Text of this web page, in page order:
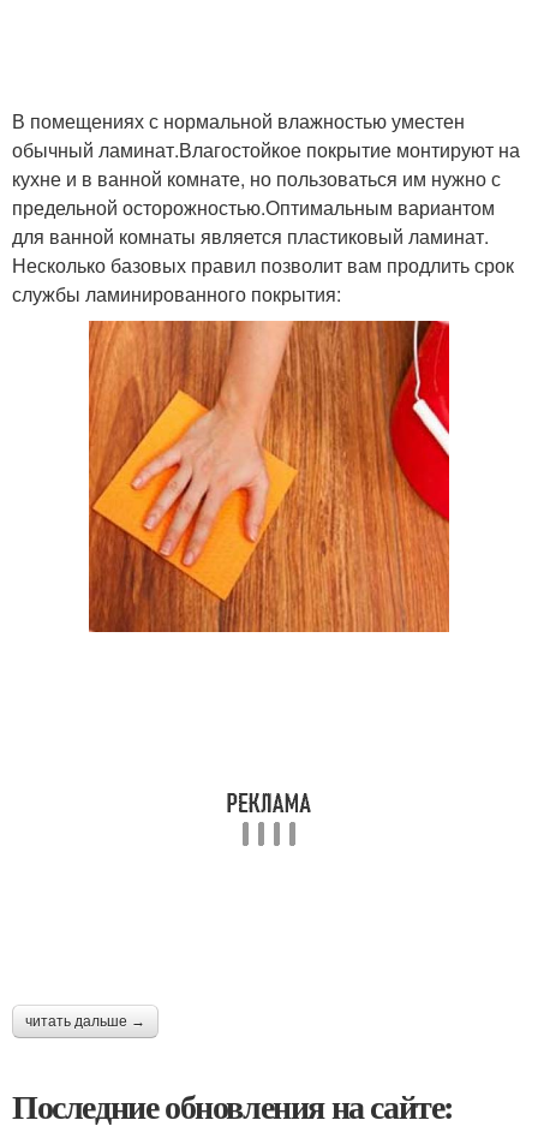
В помещениях с нормальной влажностью уместен
обычный ламинат.Влагостойкое покрытие монтируют на
кухне и в ванной комнате, но пользоваться им нужно с
предельной осторожностью.Оптимальным вариантом
для ванной комнаты является пластиковый ламинат.
Несколько базовых правил позволит вам продлить срок
службы ламинированного покрытия:
читать дальше →
Последние обновления на сайте: